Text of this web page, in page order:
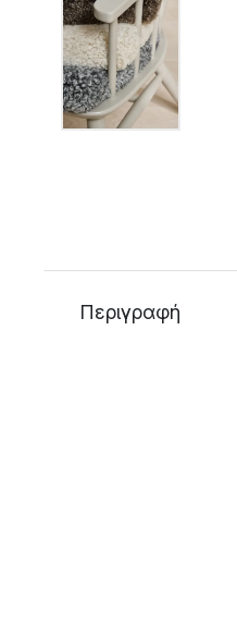
Περιγραφή